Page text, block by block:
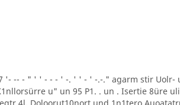
'- -- - " ' ' - - - ' -. ' ' - ' -.-." agarm stir Uolr-
u" un 95 P1. . un . Isertie 8üre